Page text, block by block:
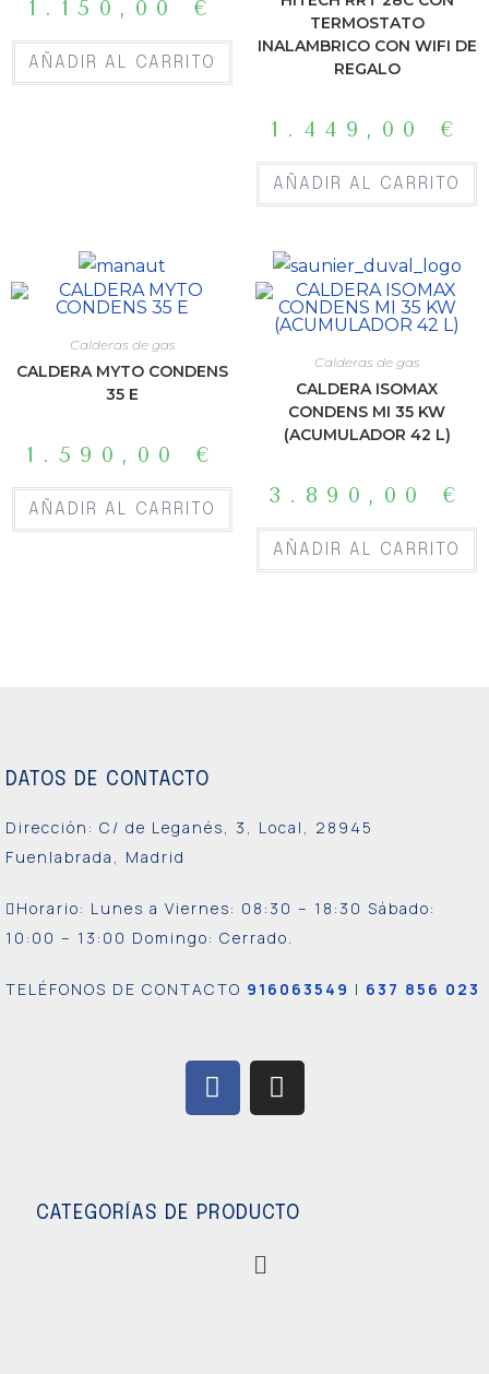
1.150,00 €
AÑADIR AL CARRITO
TERMOSTATO
INALAMBRICO CON WIFI DE
REGALO
1.449,00 €
AÑADIR AL CARRITO
Calderas de gas
CALDERA MYTO CONDENS
35 E
1.590,00 €
AÑADIR AL CARRITO
Calderas de gas
CALDERA ISOMAX
CONDENS MI 35 KW
(ACUMULADOR 42 L)
3.890,00 €
AÑADIR AL CARRITO
DATOS DE CONTACTO
Dirección: C/ de Leganés, 3, Local, 28945
Fuenlabrada, Madrid
Horario: Lunes a Viernes: 08:30 – 18:30 Sábado:
10:00 – 13:00 Domingo: Cerrado.
TELÉFONOS DE CONTACTO 916063549 | 637 856 023
CATEGORÍAS DE PRODUCTO